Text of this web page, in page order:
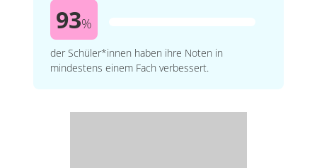
93%
der Schüler*innen haben ihre Noten in
mindestens einem Fach verbessert.